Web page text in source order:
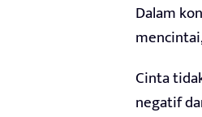
Dalam
Cinta
negatif